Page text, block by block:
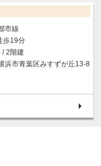
市線
歩19分
/ 2階建
浜市青葉区みすずが丘13-8